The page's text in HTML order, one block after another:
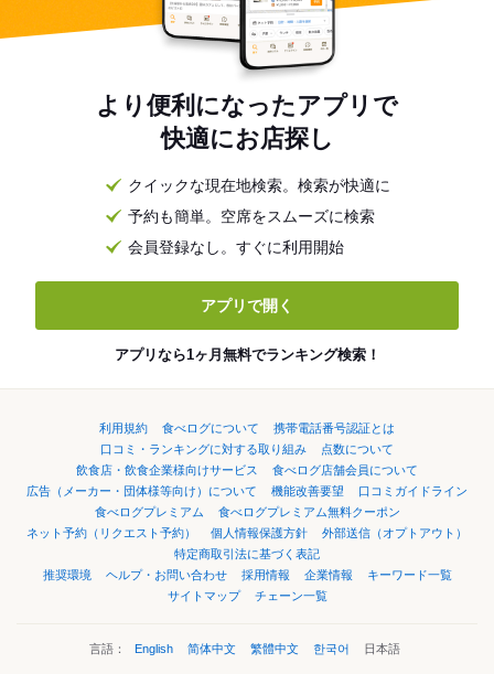
より便利になったアプリで
快適にお店探し
クイックな現在地検索。検索が快適に
予約も簡単。空席をスムーズに検索
会員登録なし。すぐに利用開始
アプリで開く
アプリなら1ヶ月無料でランキング検索！
利用規約 食べログについて
携帯電話番号認証とは
口コミ・ランキングに対する取り組み
点数について
飲食店・飲食企業様向けサービス
食べログ店舗会員について
広告（メーカー・団体様等向け）について
機能改善要望
口コミガイドライン
食べログプレミアム
食べログプレミアム無料クーポン
ネット予約（リクエスト予約）
個人情報保護方針
外部送信（オプトアウト）
特定商取引法に基づく表記
推奨環境
ヘルプ・お問い合わせ 採用情報 企業情報
キーワード一覧
サイトマップ
チェーン一覧
言語： English 简体中文 繁體中文 한국어 日本語